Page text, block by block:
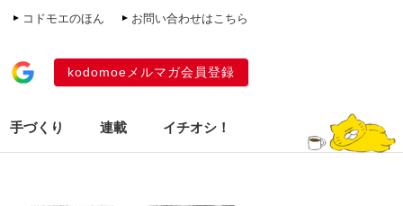
コドモエのほん お問い合わせはこちら
kodomoeメルマガ会員登録
手づくり 連載 イチオシ！